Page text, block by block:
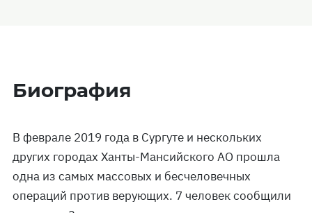
Биография
В феврале 2019 года в Сургуте и нескольких
других городах Ханты-Мансийского АО прошла
одна из самых массовых и бесчеловечных
операций против верующих. 7 человек сообщили